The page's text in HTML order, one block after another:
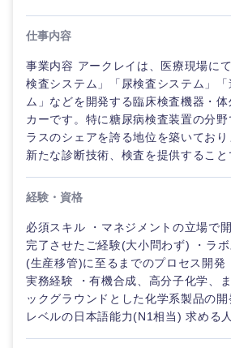
技術職
（IT）、
Webサー
ビス・制
作、ゲー
技術職
（モノづ
くり）
金融専門
職
技術職（モノづくり）
金融専門職
メディカル
不動産専門職
建設・施工管理
事務職
その他
小売・通販・外食
IT・通信
WEBサービス
広告・宣伝・印刷
マスメディア
完全週休2日制 社
仕事内容
事業内容 アークレイは、医療現場に
検査システム」「尿検査システム」
ム」などを開発する臨床検査機器・
カーです。特に糖尿病検査装置の分
ラスのシェアを誇る地位を築いてお
新たな診断技術、検査を提供すること
経験・資格
必須スキル ・マネジメントの立場で
完了させたご経験(大小問わず) ・ラ
(生産移管)に至るまでのプロセス開発
実務経験 ・有機合成、高分子化学、
ックグラウンドとした化学系製品の
レベルの日本語能力(N1相当) 求める